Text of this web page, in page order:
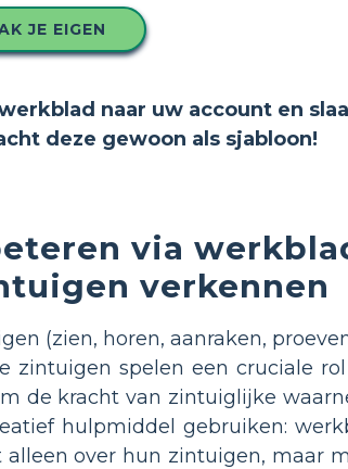
JE EIGEN
naar uw account en
deze gewoon als sjabloon!
via
verkennen
(zien, horen, aanraken,
zintuigen spelen een cruciale
de kracht van zintuiglijke
hulpmiddel gebruiken:
over hun zintuigen, maar